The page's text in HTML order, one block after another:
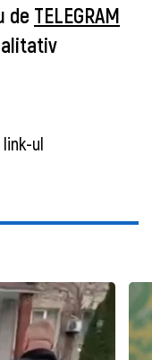
de TELEGRAM
link-ul